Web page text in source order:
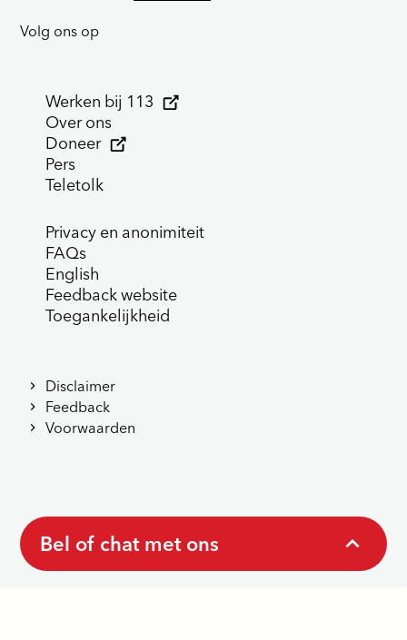
Bel of chat met ons
Volg ons op
Werken bij 113
Over ons
Doneer
Pers
Teletolk
Privacy en anonimiteit
FAQs
English
Feedback website
Toegankelijkheid
Disclaimer
Feedback
Voorwaarden